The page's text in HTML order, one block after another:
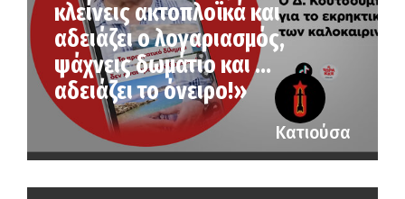
κλείνεις ακτοπλοϊκά και
αδειάζει ο λογαριασμός,
ψάχνεις δωμάτιο και …
αδειάζει το όνειρο!»
Κατιούσα